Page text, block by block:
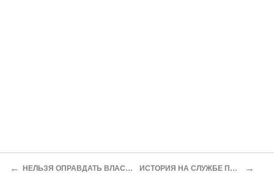
← НЕЛЬЗЯ ОПРАВДАТЬ ВЛАСОВЩИНУ ИСТОРИЯ НА СЛУЖБЕ ПОЛИТИКИ →